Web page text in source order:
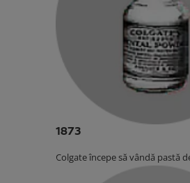
1873
Colgate începe să vândă pastă